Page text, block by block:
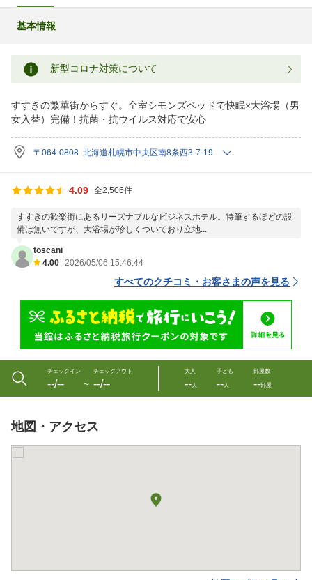
基本情報
新型コロナ対策について
すすきの繁華街からすぐ。全室シモンズベッドで快眠×大浴場（男
女入替）完備！抗菌・抗ウイルス対応で安心
〒064-0808 北海道札幌市中央区南8条西3-7-19
4.09 全2,506件
すすきの歓楽街にあるリーズナブルなビジネスホテル。特筆するほどの設
備は無いですが、大浴場が珍しくついており立地...
toscani
4.00 2026/05/06 15:46:44
すべてのクチコミ・お客さまの声を見る
チェックイン
--/-- 〜
チェックアウト
--/--
大人
--人
子ども
--人
部屋数
--部屋
地図・アクセス